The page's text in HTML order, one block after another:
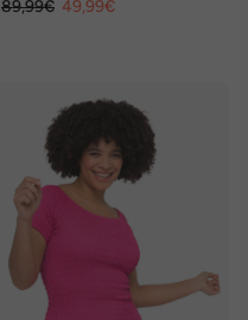
89,99€ 49,99€